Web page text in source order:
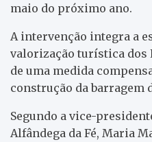
maio do próximo ano.
A intervenção integra a
valorização turística dos
de uma medida
construção da barragem
Segundo a vice-
Alfândega da Fé, Maria